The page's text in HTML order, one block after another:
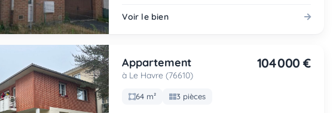
Voir le bien
Appartement
à Le Havre (76610)
104 000 €
64 m² 3 pièces